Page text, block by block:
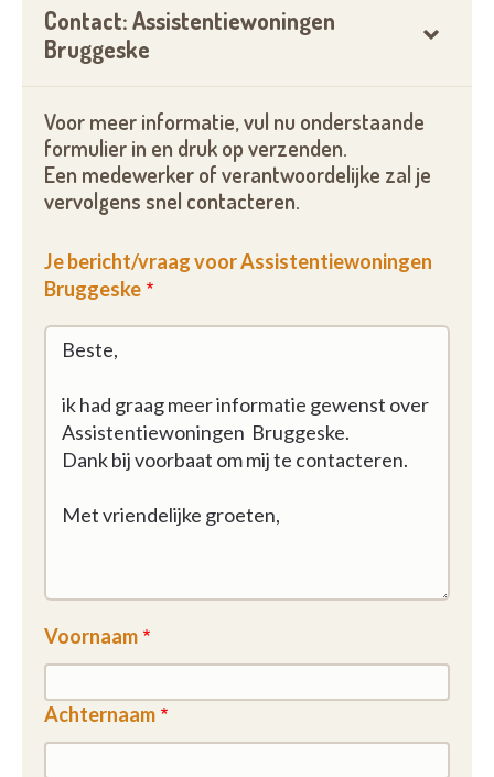
Uw fiets kunt u veilig opbergen in de
fietsenstalling. Uw wagen kunt u parkeren in de
ondergrondse parkeergarage (tegen betaling).
Wilt u meer weten over assistentiewoningen
Bruggeske?
beschikbaarheden en prijzen.
Vul onderstaand formulier in, bel ons of neem een
kijkje op onze website.
U vindt alle gegevens hieronder terug.
Onze klantendienst helpt u graag om te
huurpremie.
Contact: Assistentiewoningen
Bruggeske
Voor meer informatie, vul nu onderstaande
formulier in en druk op verzenden.
Een medewerker of verantwoordelijke zal je
vervolgens snel contacteren.
Je bericht/vraag voor Assistentiewoningen
Bruggeske
Voornaam
Achternaam